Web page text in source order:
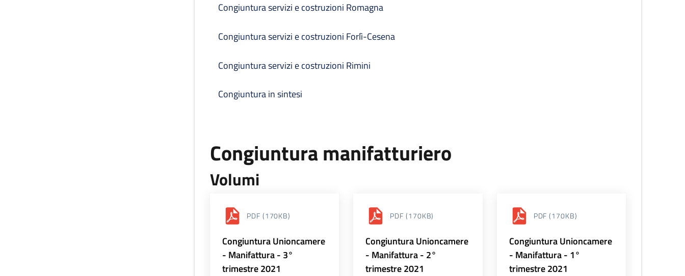
Congiuntura servizi e costruzioni Romagna
Congiuntura servizi e costruzioni Forlì-Cesena
Congiuntura servizi e costruzioni Rimini
Congiuntura in sintesi
Congiuntura manifatturiero
Volumi
PDF (170KB)
Congiuntura Unioncamere
- Manifattura - 3°
trimestre 2021
PDF (170KB)
Congiuntura Unioncamere
- Manifattura - 2°
trimestre 2021
PDF (170KB)
Congiuntura Unioncamere
- Manifattura - 1°
trimestre 2021